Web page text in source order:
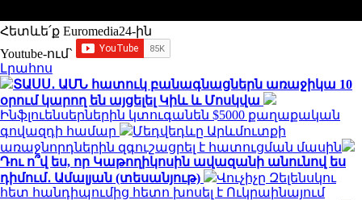
Հետևե՛ք Euromedia24-ին
Youtube-ում`
Լրահոս
ՏԱՍՍ․ ԱՄՆ հատուկ բանագնացներն առաջիկա 10
օրում կարող են այցելել Կիև և Մոսկվա
Ինֆլուենսերներին կտուգանեն $5000 քաղաքական
գովազդի համար
Մեդվեդևը Արևմուտքի
առաջնորդներին զգուշացրել է հատուցման մասին
Դու ո՞վ ես, որ Կաթողիկոսին ավազանի անունով ես
դիմում․ Ամալյան (տեսանյութ)
Վուչիչը Զելենսկու
հետ հանդիպումից հետո խոսել է Ուկրաինայում